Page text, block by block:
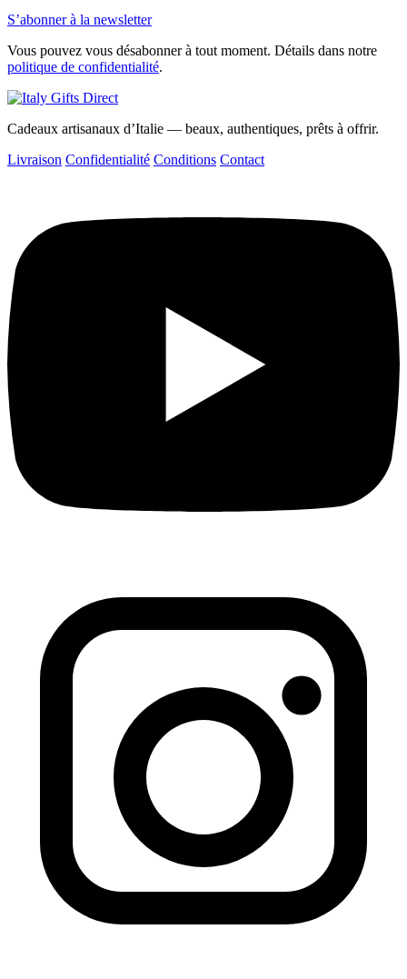
S’abonner à la newsletter
Vous pouvez vous désabonner à tout moment. Détails dans notre
politique de confidentialité.
Cadeaux artisanaux d’Italie — beaux, authentiques, prêts à offrir.
Livraison Confidentialité Conditions Contact